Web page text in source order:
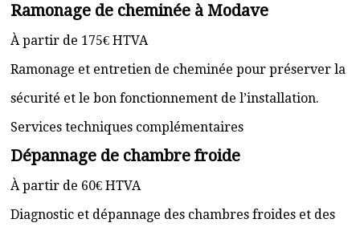
Ramonage de cheminée à Modave
À partir de 175€ HTVA
Ramonage et entretien de cheminée pour préserver la
sécurité et le bon fonctionnement de l’installation.
Services techniques complémentaires
Dépannage de chambre froide
À partir de 60€ HTVA
Diagnostic et dépannage des chambres froides et des